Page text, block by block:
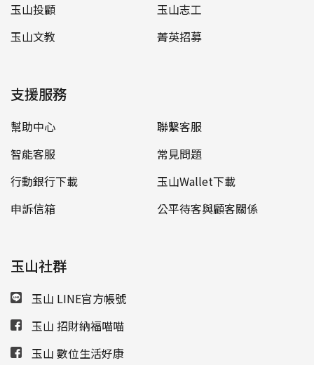
玉山投顧
玉山志工
玉山文教
菁英招募
支援服務
幫助中心
聯繫客服
智能客服
常見問題
行動銀行下載
玉山Wallet下載
申訴信箱
公平待客與顧客關係
玉山社群
玉山 LINE官方帳號
玉山 招財納福喵喵
玉山 數位生活好康